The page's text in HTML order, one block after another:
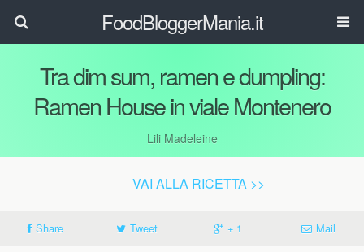
FoodBloggerMania.it
Tra dim sum, ramen e dumpling:
Ramen House in viale Montenero
Lili Madeleine
VAI ALLA RICETTA >>
Share Tweet + 1 Mail